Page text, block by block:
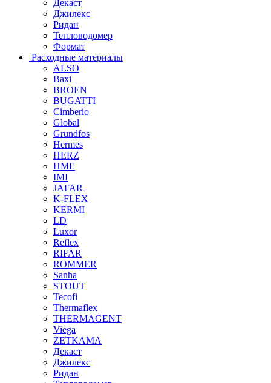
Декаст
Джилекс
Ридан
Тепловодомер
Формат
Расходные материалы
ALSO
Baxi
BROEN
BUGATTI
Cimberio
Global
Grundfos
Hermes
HERZ
HME
IMI
JAFAR
K-FLEX
KERMI
LD
Luxor
Reflex
RIFAR
ROMMER
Sanha
STOUT
Tecofi
Thermaflex
THERMAGENT
Viega
ZETKAMA
Декаст
Джилекс
Ридан